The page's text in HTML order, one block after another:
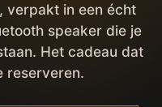
verpakt in een écht
speaker die je
Het cadeau dat
reserveren.